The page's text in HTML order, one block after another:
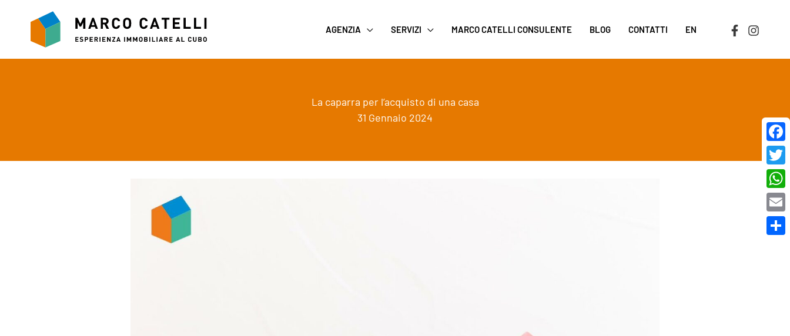
contenuto
AGENZIA SERVIZI MARCO CATELLI CONSULENTE BLOG CONTATTI EN
La caparra per l’acquisto di una casa
31 Gennaio 2024